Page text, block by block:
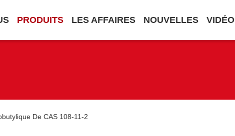
PRODUITS LES AFFAIRES NOUVELLES VIDÉO
De CAS 108-11-2